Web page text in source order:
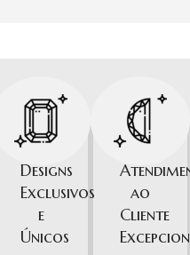
Designs
Exclusivos
e
Únicos
ao
Cliente